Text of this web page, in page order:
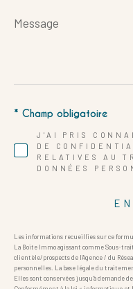
Message
*
J'AI PRIS
DE
RELATIVES AU
DONNÉES
* Champ obligatoire
Les informations recueillies sur ce
La Boite Immo agissant comme Sous-
clientèle/prospects de l'Agence / du
personnelles. La base légale du
Elles sont conservées jusqu'à demande